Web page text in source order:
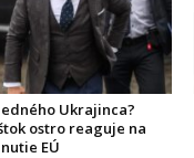
Ukrajinca?
ostro reaguje na
EÚ